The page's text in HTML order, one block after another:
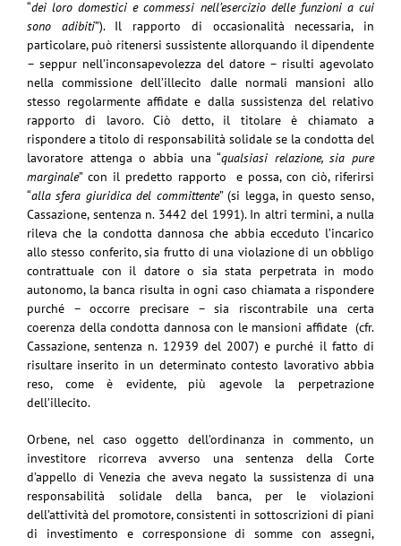
“dei loro domestici e commessi nell’esercizio delle funzioni a cui
sono adibiti”). Il rapporto di occasionalità necessaria, in
particolare, può ritenersi sussistente allorquando il dipendente
– seppur nell’inconsapevolezza del datore – risulti agevolato
nella commissione dell’illecito dalle normali mansioni allo
stesso regolarmente affidate e dalla sussistenza del relativo
rapporto di lavoro. Ciò detto, il titolare è chiamato a
rispondere a titolo di responsabilità solidale se la condotta del
lavoratore attenga o abbia una “qualsiasi relazione, sia pure
marginale” con il predetto rapporto e possa, con ciò, riferirsi
“alla sfera giuridica del committente” (si legga, in questo senso,
Cassazione, sentenza n. 3442 del 1991). In altri termini, a nulla
rileva che la condotta dannosa che abbia ecceduto l’incarico
allo stesso conferito, sia frutto di una violazione di un obbligo
contrattuale con il datore o sia stata perpetrata in modo
autonomo, la banca risulta in ogni caso chiamata a rispondere
purché – occorre precisare – sia riscontrabile una certa
coerenza della condotta dannosa con le mansioni affidate (cfr.
Cassazione, sentenza n. 12939 del 2007) e purché il fatto di
risultare inserito in un determinato contesto lavorativo abbia
reso, come è evidente, più agevole la perpetrazione
dell’illecito.
Orbene, nel caso oggetto dell’ordinanza in commento, un
investitore ricorreva avverso una sentenza della Corte
d’appello di Venezia che aveva negato la sussistenza di una
responsabilità solidale della banca, per le violazioni
dell’attività del promotore, consistenti in sottoscrizioni di piani
di investimento e corresponsione di somme con assegni,